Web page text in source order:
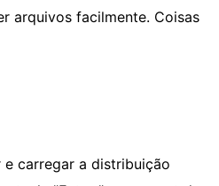
arquivos facilmente. Coisas
carregar a distribuição